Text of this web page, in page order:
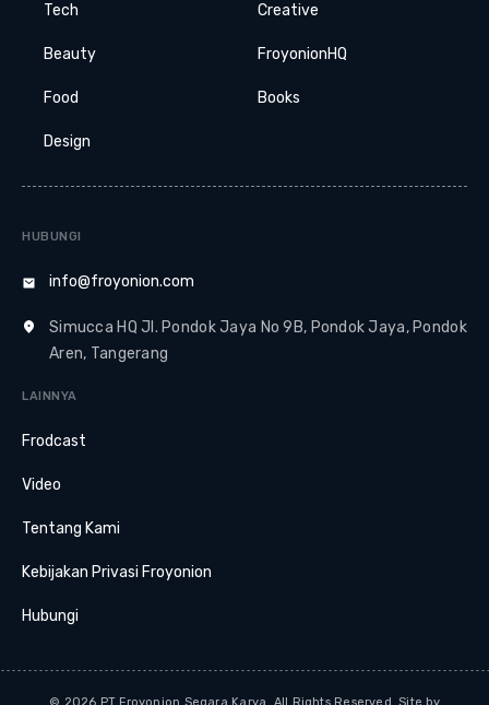
Tech
Beauty
Food
Design
Creative
FroyonionHQ
Books
HUBUNGI
info@froyonion.com
Simucca HQ Jl. Pondok Jaya No 9B, Pondok Jaya, Pondok
Aren, Tangerang
LAINNYA
Frodcast
Video
Tentang Kami
Kebijakan Privasi Froyonion
Hubungi